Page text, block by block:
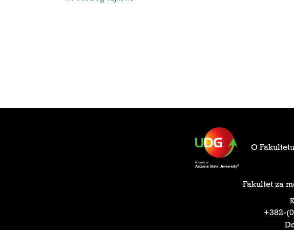
O Fakultetu
Fakultet za
‎+382-